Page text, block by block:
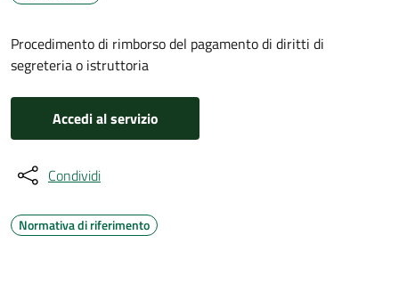
Procedimento di rimborso del pagamento di diritti di
segreteria o istruttoria
Accedi al servizio
Condividi
Normativa di riferimento